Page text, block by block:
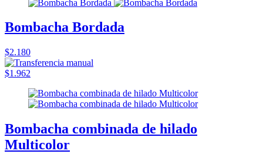
Bombacha Bordada
$2.180
$1.962
Bombacha combinada de hilado
Multicolor